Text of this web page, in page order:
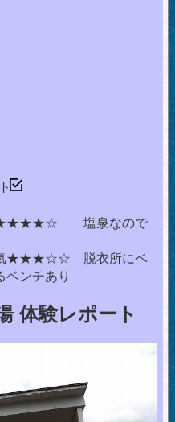
塩泉なので
★★★☆☆ 脱衣所にベ
ベンチあり
体験レポート